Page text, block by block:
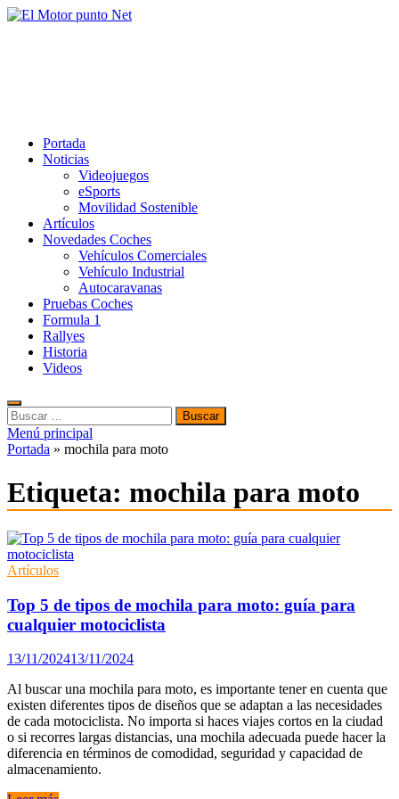
Saltar
Portada
Noticias
Videojuegos
eSports
Movilidad Sostenible
Artículos
Novedades Coches
Vehículos Comerciales
Vehículo Industrial
Autocaravanas
Pruebas Coches
Formula 1
Rallyes
Historia
Videos
Buscar:
Menú principal
Portada » mochila para moto
Etiqueta: mochila para moto
Artículos
Top 5 de tipos de mochila para moto: guía para
cualquier motociclista
13/11/202413/11/2024
Al buscar una mochila para moto, es importante tener en cuenta que
existen diferentes tipos de diseños que se adaptan a las necesidades
de cada motociclista. No importa si haces viajes cortos en la ciudad
o si recorres largas distancias, una mochila adecuada puede hacer la
diferencia en términos de comodidad, seguridad y capacidad de
almacenamiento.